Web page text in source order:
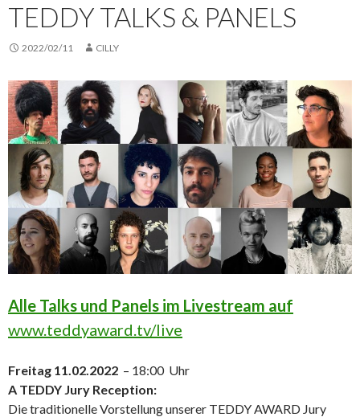
TEDDY TALKS & PANELS
2022/02/11 CILLY
Alle Talks und Panels im Livestream auf
www.teddyaward.tv/live
Freitag 11.02.2022 – 18:00 Uhr
A TEDDY Jury Reception:
Die traditionelle Vorstellung unserer TEDDY AWARD Jury